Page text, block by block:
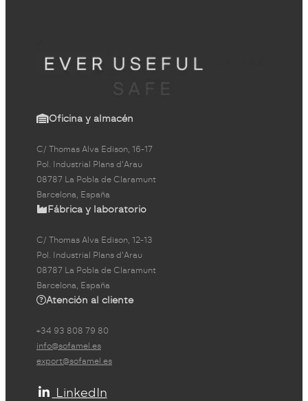
Oficina y almacén
C/ Thomas Alva Edison, 16-17
Pol. Industrial Plans d'Arau
08787 La Pobla de Claramunt
Barcelona, España
Fábrica y laboratorio
C/ Thomas Alva Edison, 12-13
Pol. Industrial Plans d'Arau
08787 La Pobla de Claramunt
Barcelona, España
Atención al cliente
+34 93 808 79 80
info@sofamel.es
export@sofamel.es
LinkedIn